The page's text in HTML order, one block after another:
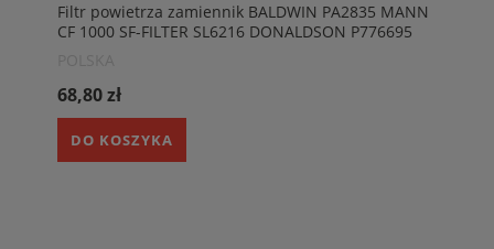
Filtr powietrza zamiennik BALDWIN PA2835 MANN
CF 1000 SF-FILTER SL6216 DONALDSON P776695
68,80 zł
DO KOSZYKA